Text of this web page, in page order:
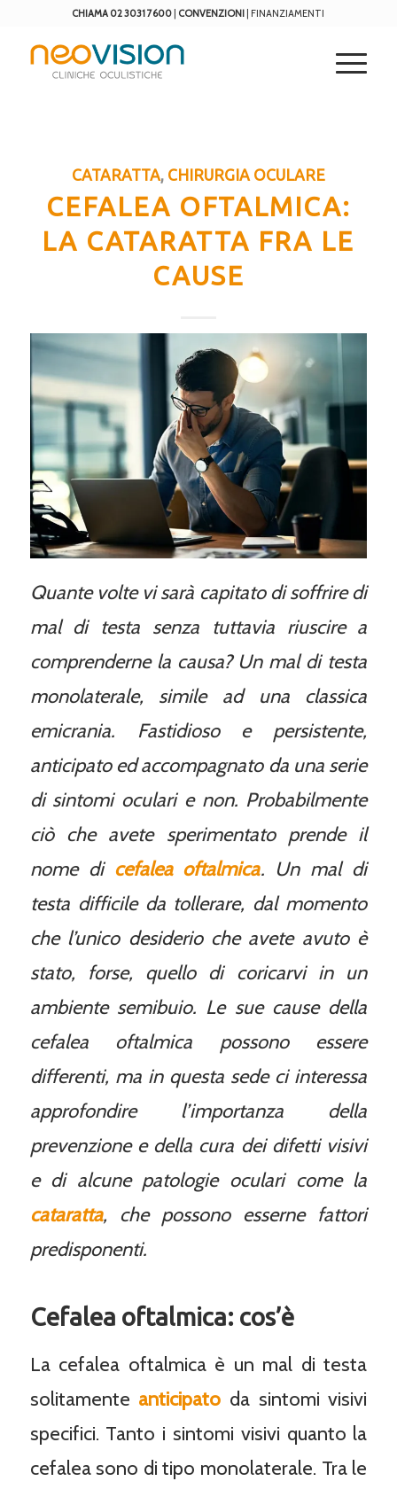
CHIAMA 02 3031 7600 CONVENZIONI FINANZIAMENTI
CATARATTA, CHIRURGIA OCULARE
CEFALEA OFTALMICA:
LA CATARATTA FRA LE
CAUSE
Quante volte vi sarà capitato di soffrire di
mal di testa senza tuttavia riuscire a
comprenderne la causa? Un mal di testa
monolaterale, simile ad una classica
emicrania. Fastidioso e persistente,
anticipato ed accompagnato da una serie
di sintomi oculari e non. Probabilmente
ciò che avete sperimentato prende il
nome di cefalea oftalmica. Un mal di
testa difficile da tollerare, dal momento
che l’unico desiderio che avete avuto è
stato, forse, quello di coricarvi in un
ambiente semibuio. Le sue cause della
cefalea oftalmica possono essere
differenti, ma in questa sede ci interessa
approfondire l’importanza della
prevenzione e della cura dei difetti visivi
e di alcune patologie oculari come la
cataratta, che possono esserne fattori
predisponenti.
Cefalea oftalmica: cos’è
La cefalea oftalmica è un mal di testa
solitamente anticipato da sintomi visivi
specifici. Tanto i sintomi visivi quanto la
cefalea sono di tipo monolaterale. Tra le